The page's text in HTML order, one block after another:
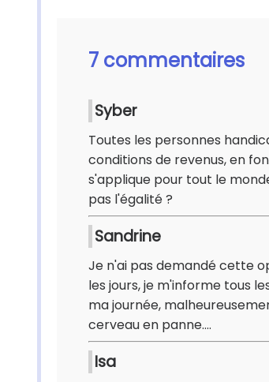
7 commentaires
Syber
Toutes les personnes
conditions de revenus, en
s'applique pour tout le
pas l'égalité ?
Sandrine
Je n'ai pas demandé cette
les jours, je m'informe tous
ma journée,
cerveau en panne....
Isa